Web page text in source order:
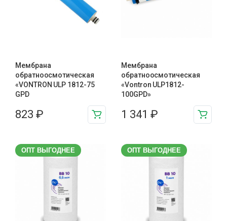
Мембрана
обратноосмотическая
«VONTRON ULP 1812-75
GPD
823 ₽
Мембрана
обратноосмотическая
«Vontron ULP1812-
100GPD»
1 341 ₽
ОПТ ВЫГОДНЕЕ ОПТ ВЫГОДНЕЕ